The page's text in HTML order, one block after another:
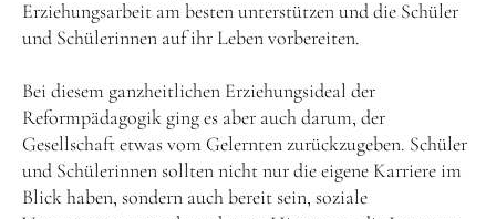
Erziehungsarbeit am besten unterstützen und die Schüler
und Schülerinnen auf ihr Leben vorbereiten.
Bei diesem ganzheitlichen Erziehungsideal der
Reformpädagogik ging es aber auch darum, der
Gesellschaft etwas vom Gelernten zurückzugeben. Schüler
und Schülerinnen sollten nicht nur die eigene Karriere im
Blick haben, sondern auch bereit sein, soziale